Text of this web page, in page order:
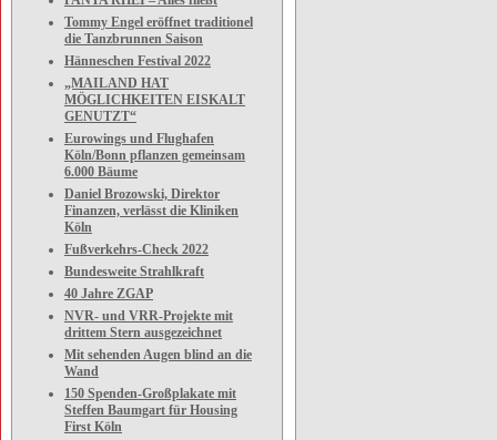
Tommy Engel eröffnet traditionel
die Tanzbrunnen Saison
Hänneschen Festival 2022
„MAILAND HAT
MÖGLICHKEITEN EISKALT
GENUTZT“
Eurowings und Flughafen
Köln/Bonn pflanzen gemeinsam
6.000 Bäume
Daniel Brozowski, Direktor
Finanzen, verlässt die Kliniken
Köln
Fußverkehrs-Check 2022
Bundesweite Strahlkraft
40 Jahre ZGAP
NVR- und VRR-Projekte mit
drittem Stern ausgezeichnet
Mit sehenden Augen blind an die
Wand
150 Spenden-Großplakate mit
Steffen Baumgart für Housing
First Köln